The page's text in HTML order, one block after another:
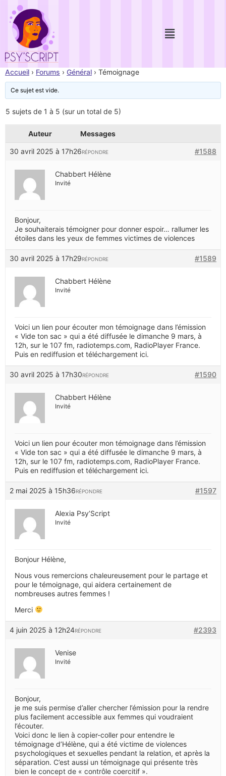
Accueil › Forums › Général › Témoignage
Ce sujet est vide.
5 sujets de 1 à 5 (sur un total de 5)
Auteur Messages
30 avril 2025 à 17h26 #1588
RÉPONDRE
Chabbert Hélène
Invité
Bonjour,
Je souhaiterais témoigner pour donner espoir… rallumer les
étoiles dans les yeux de femmes victimes de violences
30 avril 2025 à 17h29 #1589
RÉPONDRE
Chabbert Hélène
Invité
Voici un lien pour écouter mon témoignage dans l’émission
« Vide ton sac » qui a été diffusée le dimanche 9 mars, à
12h, sur le 107 fm, radiotemps.com, RadioPlayer France.
Puis en rediffusion et téléchargement ici.
30 avril 2025 à 17h30 #1590
RÉPONDRE
Chabbert Hélène
Invité
Voici un lien pour écouter mon témoignage dans l’émission
« Vide ton sac » qui a été diffusée le dimanche 9 mars, à
12h, sur le 107 fm, radiotemps.com, RadioPlayer France.
Puis en rediffusion et téléchargement ici.
2 mai 2025 à 15h36 #1597
RÉPONDRE
Alexia Psy’Script
Invité
Bonjour Hélène,
Nous vous remercions chaleureusement pour le partage et
pour le témoignage, qui aidera certainement de
nombreuses autres femmes !
Merci
4 juin 2025 à 12h24 #2393
RÉPONDRE
Venise
Invité
Bonjour,
je me suis permise d’aller chercher l’émission pour la rendre
plus facilement accessible aux femmes qui voudraient
l’écouter.
Voici donc le lien à copier-coller pour entendre le
témoignage d’Hélène, qui a été victime de violences
psychologiques et sexuelles pendant la relation, et après la
séparation. C’est aussi un témoignage qui présente très
bien le concept de « contrôle coercitif ».